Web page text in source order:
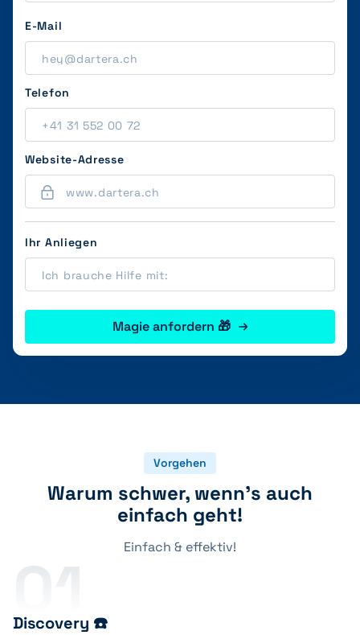
E-Mail
Telefon
Website-Adresse
Ihr Anliegen
Magie anfordern 🎁
Vorgehen
Warum schwer, wenn's auch
einfach geht!
Einfach & effektiv!
01
Discovery ☎️